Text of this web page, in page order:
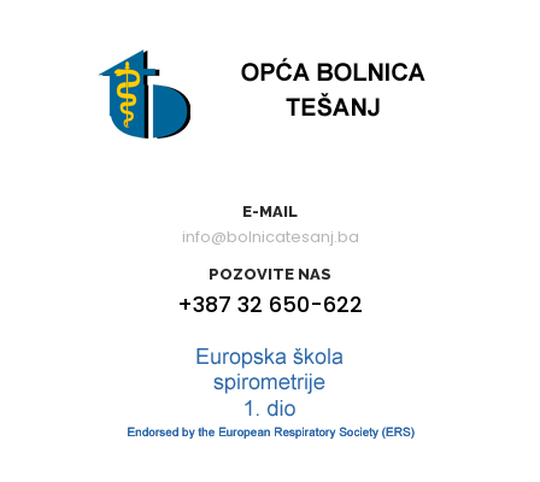
E-MAIL
info@bolnicatesanj.ba
POZOVITE NAS
+387 32 650-622